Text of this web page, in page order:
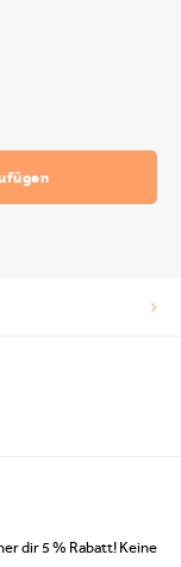
dir 5 % Rabatt! Keine